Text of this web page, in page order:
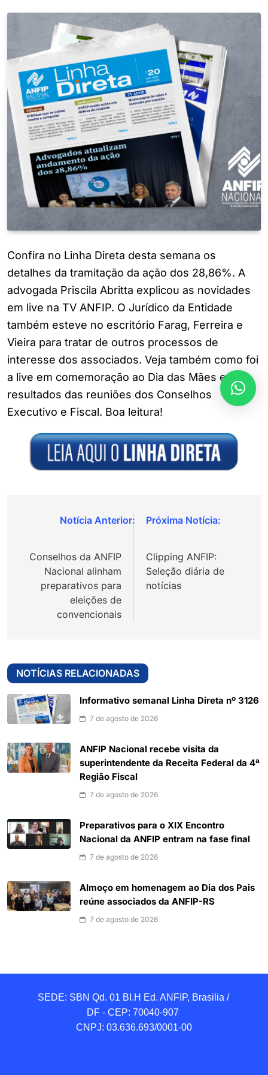
Confira no Linha Direta desta semana os
detalhes da tramitação da ação dos 28,86%. A
advogada Priscila Abritta explicou as novidades
em live na TV ANFIP. O Jurídico da Entidade
também esteve no escritório Farag, Ferreira e
Vieira para tratar de outros processos de
interesse dos associados. Veja também como foi
a live em comemoração ao Dia das Mães e os
resultados das reuniões dos Conselhos
Executivo e Fiscal. Boa leitura!
Navegação
Post
Conselhos da ANFIP
Nacional alinham
preparativos para
eleições de
convencionais
Clipping ANFIP:
Seleção diária de
notícias
NOTÍCIAS RELACIONADAS
Informativo semanal Linha Direta nº 3126
7 de agosto de 2026
ANFIP Nacional recebe visita da
superintendente da Receita Federal da 4ª
Região Fiscal
7 de agosto de 2026
Preparativos para o XIX Encontro
Nacional da ANFIP entram na fase final
7 de agosto de 2026
Almoço em homenagem ao Dia dos Pais
reúne associados da ANFIP-RS
7 de agosto de 2026
SEDE: SBN Qd. 01 BI.H Ed. ANFIP, Brasilia /
DF - CEP: 70040-907
CNPJ: 03.636.693/0001-00